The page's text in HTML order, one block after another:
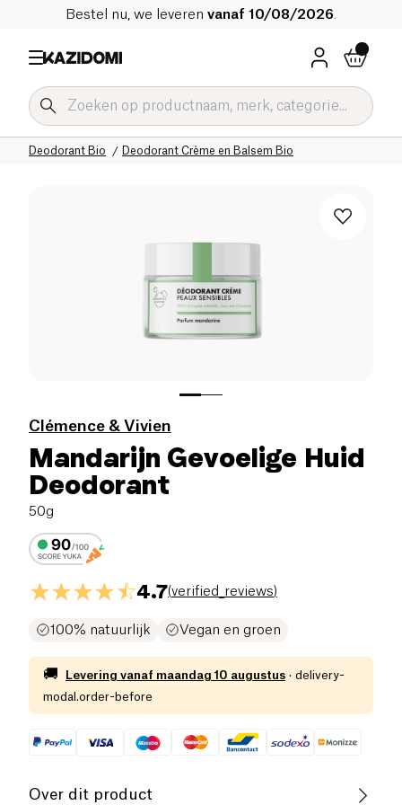
Bestel nu, we leveren vanaf 10/08/2026
Deodorant Crème en Balsem Bio
Deodorant Bio
Hygiëne Bio
Hygiëne & Schoonheid
Home
Clémence & Vivien
Mandarijn Gevoelige Huid
Deodorant
50g
4.7(verified_reviews)
100% natuurlijk Vegan en groen
🚚 Levering vanaf maandag 10 augustus · delivery-
modal.order-before
Over dit product